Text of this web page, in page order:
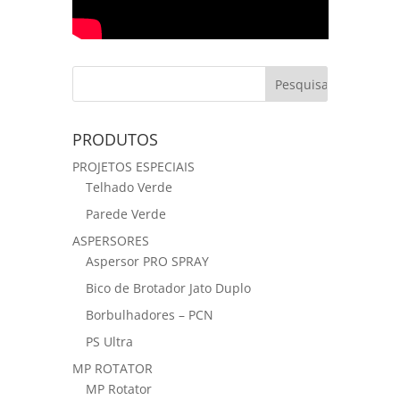
PRODUTOS
PROJETOS ESPECIAIS
Telhado Verde
Parede Verde
ASPERSORES
Aspersor PRO SPRAY
Bico de Brotador Jato Duplo
Borbulhadores – PCN
PS Ultra
MP ROTATOR
MP Rotator